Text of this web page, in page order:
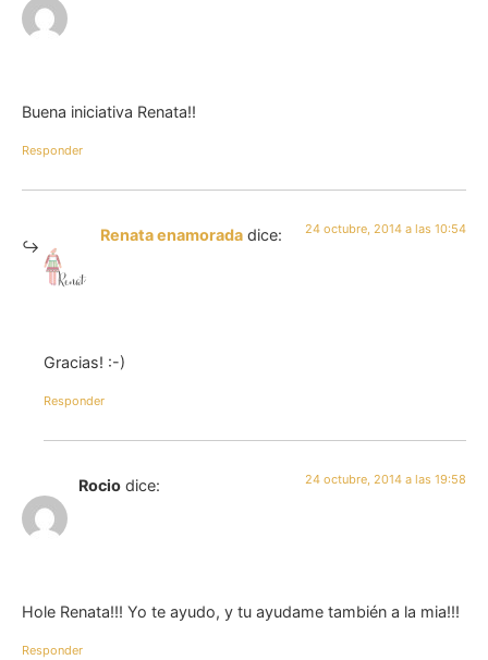
Buena iniciativa Renata!!
Responder
Renata enamorada dice: 24 octubre, 2014 a las 10:54
Gracias! :-)
Responder
Rocio dice: 24 octubre, 2014 a las 19:58
Hole Renata!!! Yo te ayudo, y tu ayudame también a la mia!!!
Responder